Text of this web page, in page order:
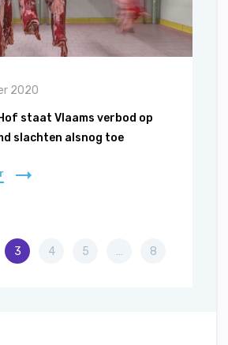
2020
staat Vlaams verbod op
slachten alsnog toe
3 4 5 … 8